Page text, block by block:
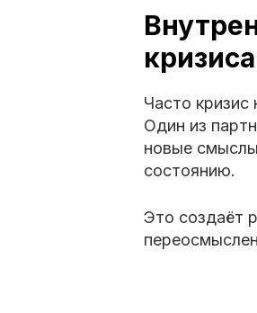
кризиса
Часто кризис
Один из
новые
состоянию.
Это создаёт